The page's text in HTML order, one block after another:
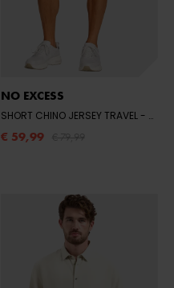
- 030 BLUE
NO EXCESS
SHORT CHINO JERSEY TRAVEL - 045 DESERT
€ 59,99